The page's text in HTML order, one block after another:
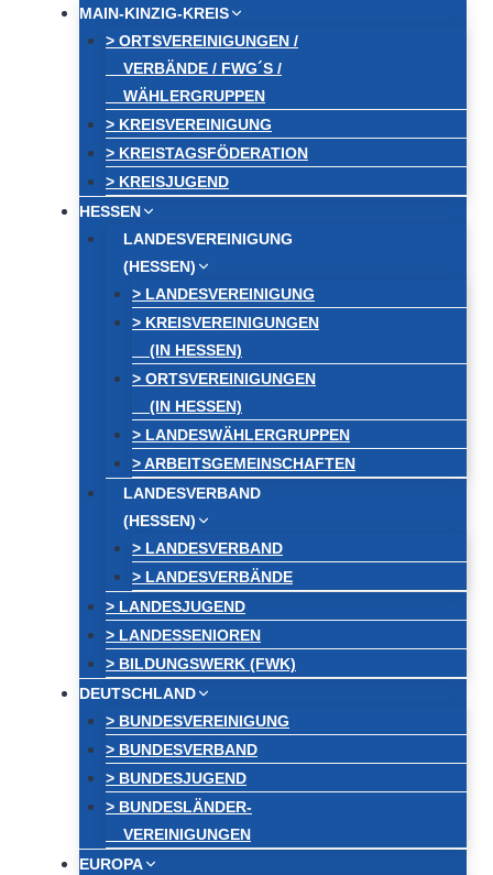
MAIN-KINZIG-KREIS
> ORTSVEREINIGUNGEN /
VERBÄNDE / FWG´S /
WÄHLERGRUPPEN
> KREISVEREINIGUNG
> KREISTAGSFÖDERATION
> KREISJUGEND
HESSEN
LANDESVEREINIGUNG
(HESSEN)
> LANDESVEREINIGUNG
> KREISVEREINIGUNGEN
(IN HESSEN)
> ORTSVEREINIGUNGEN
(IN HESSEN)
> LANDESWÄHLERGRUPPEN
> ARBEITSGEMEINSCHAFTEN
LANDESVERBAND
(HESSEN)
> LANDESVERBAND
> LANDESVERBÄNDE
> LANDESJUGEND
> LANDESSENIOREN
> BILDUNGSWERK (FWK)
DEUTSCHLAND
> BUNDESVEREINIGUNG
> BUNDESVERBAND
> BUNDESJUGEND
> BUNDESLÄNDER-
VEREINIGUNGEN
EUROPA